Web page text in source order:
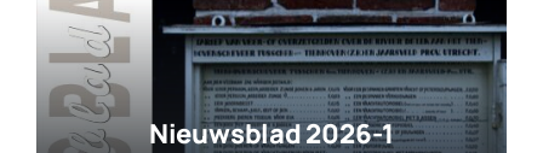
Nieuwsblad 2026-1